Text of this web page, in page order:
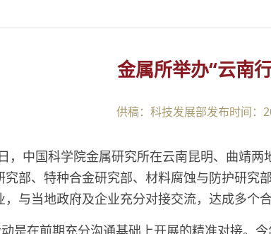
金属所举办“云南
供稿：科技发展部发布时间：
，中国科学院金属研究所在云南昆明、曲靖
部、特种合金研究部、材料腐蚀与防护研
与当地政府及企业充分对接交流，达成多个合
动是在前期充分沟通基础上开展的精准对接。